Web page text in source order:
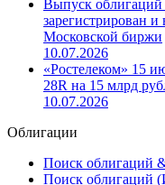
«Ростелеком»
15 млрд рублей
15.07.2026
Выпуск облигаций
зарегистрирован
Московской биржи
«Ростелеком» 15
10.07.2026